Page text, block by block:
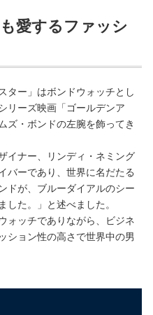
愛するファッシ
ター」はボンドウォッチとし
リーズ映画「ゴールデンア
ズ・ボンドの左腕を飾ってき
イナー、リンディ・ネミング
バーであり、世界に名だたる
ドが、ブルーダイアルのシー
た。」と述べました。
ォッチでありながら、ビジネ
ション性の高さで世界中の男